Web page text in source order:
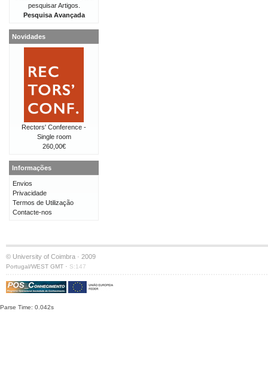
pesquisar Artigos.
Pesquisa Avançada
Novidades
Rectors' Conference -
Single room
260,00€
Informações
Envios
Privacidade
Termos de Utilização
Contacte-nos
© University of Coimbra · 2009
Portugal/WEST GMT · S:147
Parse Time: 0.042s